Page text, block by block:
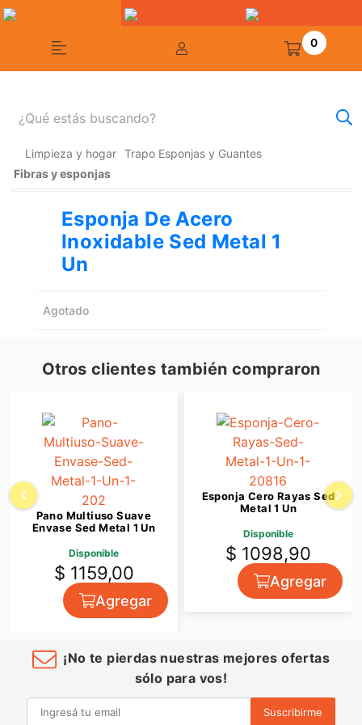
0
Limpieza y hogar Trapo Esponjas y Guantes
Fibras y esponjas
Esponja De Acero
Inoxidable Sed Metal 1
Un
Agotado
Otros clientes también compraron
Pano Multiuso Suave
Envase Sed Metal 1 Un
Disponible
$ 1159,00
Agregar
Esponja Cero Rayas Sed
Metal 1 Un
Disponible
$ 1098,90
Agregar
¡No te pierdas nuestras mejores ofertas
sólo para vos!
Suscribirme